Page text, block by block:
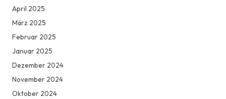
April 2025
März 2025
Februar 2025
Januar 2025
Dezember 2024
November 2024
Oktober 2024